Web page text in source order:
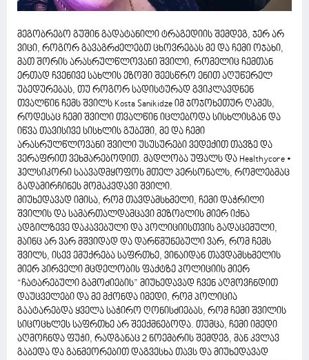
მეგობრებო გუშინ გადატანილი ტრაგედიის შემდეგ, ჯერ არ
ვიცი, როგორ გავაგრძელებთ ცხოვრებას მე და ჩემი ოჯახი,
მათ შორის არასრულწლოვანი შვილი, რომელიც ჩემთან
ერთად ჩვენივე სახლის ეზოში შეესწრო ენით აღუწერელ
უბედურებას, თუ როგორ სადისტურად გვიკლავდნენ
თვალწინ ჩემს შვილს Kosta Sanikidze იმ ჯოჯოხეთურ ღამეს,
როდესაც ჩემი შვილი თვალწინ იცლებოდა სისხლისგან და
იწვა თავისივე სისხლის გუბეში, მე და ჩემი
არასრულწლოვანი შვილი უსუსურები ვედექით თავზე და
ვერაფრით ვეხმარებოდით. მადლობა უფალს და Healthycore •
ჰელსიკორი საავადმყოფოს მთელ პერსონალს, რომლებმაც
გადამირჩინეს მომაკვდავი შვილი.
მიუხედავად იმისა, რომ თავდამსხმელი, ჩემი დაჭრილი
შვილის და სამართალდამცავი მეზობლის მიერ იქნა
ადგილზევე დაკავებული და პოლიციისთვის გადაცემული,
მაინც არ ვარ მშვიდად და დარწმუნებული ვარ, რომ ჩემს
შვილს, ისევ ემუქრება საფრთხე, ვინაიდან თავდამსხმელის
მიერ პირველი მცდელობის ფაქტზე პოლიციის მიერ
“ჩატარებული გამოძიების” მიუხედავად ჩვენ აღმოვჩნდით
დაუცველები და მე მქონდა იმედი, რომ პოლიცია
გაატარებდა ყველა საჭირო ღონისძიებას, რომ ჩემი შვილის
სიცოცხლეს საფრთხე არ შეექმნებოდა. თუმცა, ჩემი იმედი
აღმოჩნდა ფუჭი, რადგანაც 2 ნოემბრის შემდეგ, მან კვლავ
გაბედა და განმეორებით დაგვესხა თავს და მიუხედავად